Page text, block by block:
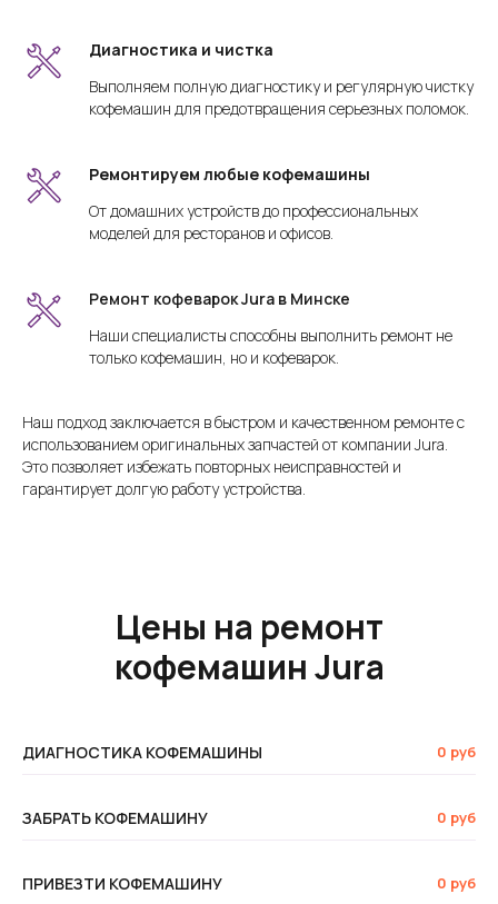
Диагностика и чистка
Выполняем полную диагностику и регулярную чистку
кофемашин для предотвращения серьезных поломок.
Ремонтируем любые кофемашины
От домашних устройств до профессиональных
моделей для ресторанов и офисов.
Ремонт кофеварок Jura в Минске
Наши специалисты способны выполнить ремонт не
только кофемашин, но и кофеварок.
Наш подход заключается в быстром и качественном ремонте с
использованием оригинальных запчастей от компании Jura.
Это позволяет избежать повторных неисправностей и
гарантирует долгую работу устройства.
Цены на ремонт
кофемашин Jura
ДИАГНОСТИКА КОФЕМАШИНЫ 0 руб
ЗАБРАТЬ КОФЕМАШИНУ 0 руб
ПРИВЕЗТИ КОФЕМАШИНУ 0 руб